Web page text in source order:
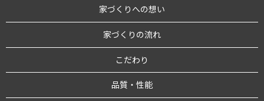
家づくりへの想い
家づくりの流れ
こだわり
品質・性能